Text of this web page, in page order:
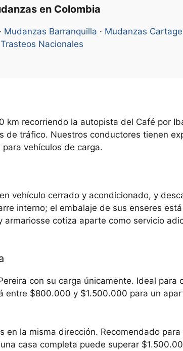
en Colombia
· Mudanzas Barranquilla · Mudanzas
Trasteos Nacionales
recorriendo la autopista del Café por
tráfico. Nuestros conductores tienen
vehículos de carga.
vehículo cerrado y acondicionado, y
interno; el embalaje de sus enseres
cotiza aparte como servicio
con su carga únicamente. Ideal para
entre $800.000 y $1.500.000 para un
en la misma dirección. Recomendado para
casa completa puede superar